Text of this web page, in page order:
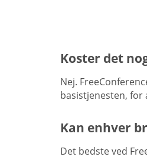
Koster det
Nej.
basistjenesten,
Kan enhver
Det bedste ved